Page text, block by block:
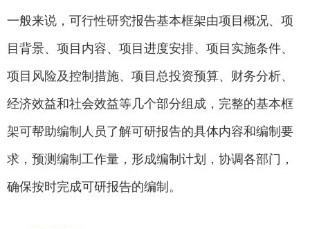
一般来说，可行性研究报告基本框架由项目概况、项
目背景、项目内容、项目进度安排、项目实施条件、
项目风险及控制措施、项目总投资预算、财务分析、
经济效益和社会效益等几个部分组成，完整的基本框
架可帮助编制人员了解可研报告的具体内容和编制要
求，预测编制工作量，形成编制计划，协调各部门，
确保按时完成可研报告的编制。